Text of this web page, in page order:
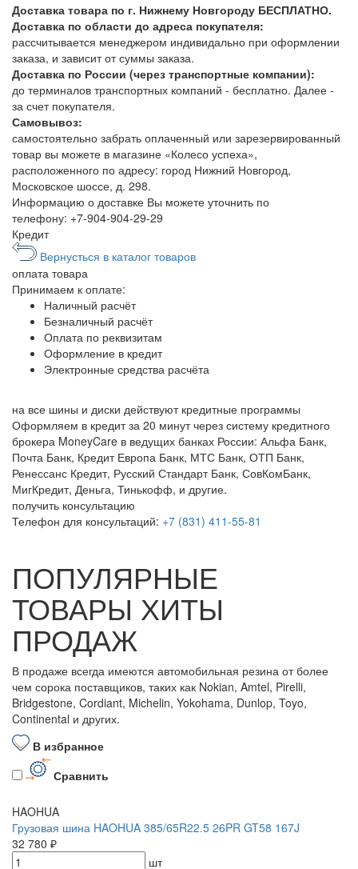
Доставка товара по г. Нижнему Новгороду БЕСПЛАТНО.
Доставка по области до адреса покупателя:
рассчитывается менеджером индивидально при оформлении
заказа, и зависит от суммы заказа.
Доставка по России (через транспортные компании):
до терминалов транспортных компаний - бесплатно. Далее -
за счет покупателя.
Самовывоз:
самостоятельно забрать оплаченный или зарезервированный
товар вы можете в магазине «Колесо успеха»,
расположенного по адресу: город Нижний Новгород,
Московское шоссе, д. 298.
Информацию о доставке Вы можете уточнить по
телефону: +7-904-904-29-29
Кредит
Вернусться в каталог товаров
оплата товара
Принимаем к оплате:
Наличный расчёт
Безналичный расчёт
Оплата по реквизитам
Оформление в кредит
Электронные средства расчёта
на все шины и диски действуют кредитные программы
Оформляем в кредит за 20 минут через систему кредитного
брокера MoneyCare в ведущих банках России: Альфа Банк,
Почта Банк, Кредит Европа Банк, МТС Банк, ОТП Банк,
Ренессанс Кредит, Русский Стандарт Банк, СовКомБанк,
МигКредит, Деньга, Тинькофф, и другие.
получить консультацию
Телефон для консультаций: +7 (831) 411-55-81
ПОПУЛЯРНЫЕ
ТОВАРЫ ХИТЫ
ПРОДАЖ
В продаже всегда имеются автомобильная резина от более
чем сорока поставщиков, таких как Nokian, Amtel, Pirelli,
Bridgestone, Cordiant, Michelin, Yokohama, Dunlop, Toyo,
Continental и других.
В избранное
Сравнить
HAOHUA
Грузовая шина HAOHUA 385/65R22.5 26PR GT58 167J
32 780 ₽
шт